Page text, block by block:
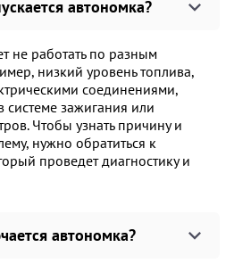
автономка?
не работать по разным
низкий уровень топлива,
соединениями,
системе зажигания или
Чтобы узнать причину и
нужно обратиться к
проведет диагностику и
автономка?